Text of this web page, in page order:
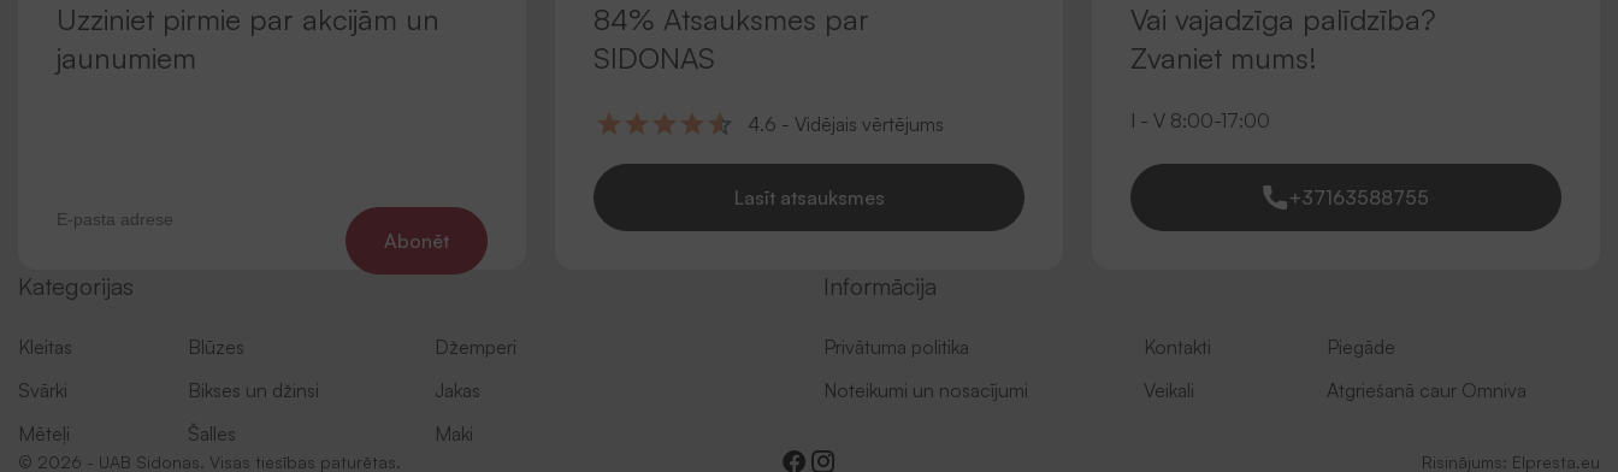
Uzziniet pirmie par akcijām un
jaunumiem
Abonēt
84% Atsauksmes par
SIDONAS
4.6 - Vidējais vērtējums
Lasīt atsauksmes
Vai vajadzīga palīdzība?
Zvaniet mums!
I - V 8:00-17:00
+37163588755
Kategorijas
Kleitas Blūzes
Džemperi
Svārki
Bikses un džinsi
Jakas
Mēteļi
Šalles Maki
Informācija
Privātuma politika Kontakti
Piegāde
Noteikumi un nosacījumi
Veikali Atgriešanā caur Omniva
© 2026 - UAB Sidonas. Visas tiesības paturētas. Risinājums: Elpresta.eu